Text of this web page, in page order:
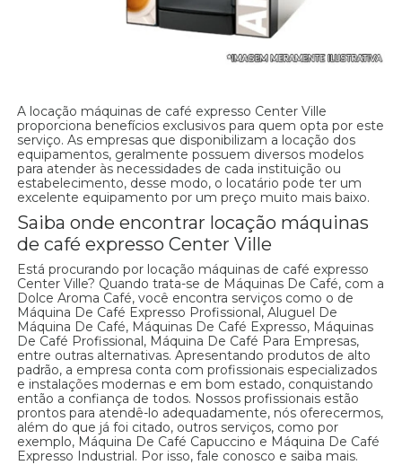
A locação máquinas de café expresso Center Ville
proporciona benefícios exclusivos para quem opta por este
serviço. As empresas que disponibilizam a locação dos
equipamentos, geralmente possuem diversos modelos
para atender às necessidades de cada instituição ou
estabelecimento, desse modo, o locatário pode ter um
excelente equipamento por um preço muito mais baixo.
Saiba onde encontrar locação máquinas
de café expresso Center Ville
Está procurando por locação máquinas de café expresso
Center Ville? Quando trata-se de Máquinas De Café, com a
Dolce Aroma Café, você encontra serviços como o de
Máquina De Café Expresso Profissional, Aluguel De
Máquina De Café, Máquinas De Café Expresso, Máquinas
De Café Profissional, Máquina De Café Para Empresas,
entre outras alternativas. Apresentando produtos de alto
padrão, a empresa conta com profissionais especializados
e instalações modernas e em bom estado, conquistando
então a confiança de todos. Nossos profissionais estão
prontos para atendê-lo adequadamente, nós oferecermos,
além do que já foi citado, outros serviços, como por
exemplo, Máquina De Café Capuccino e Máquina De Café
Expresso Industrial. Por isso, fale conosco e saiba mais.